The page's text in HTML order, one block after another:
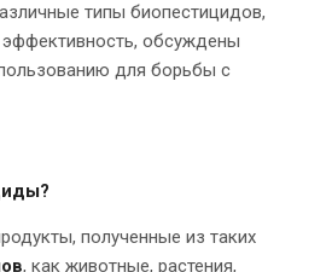
типы биопестицидов,
эффективность, обсуждены
для борьбы с
полученные из таких
, как животные, растения,